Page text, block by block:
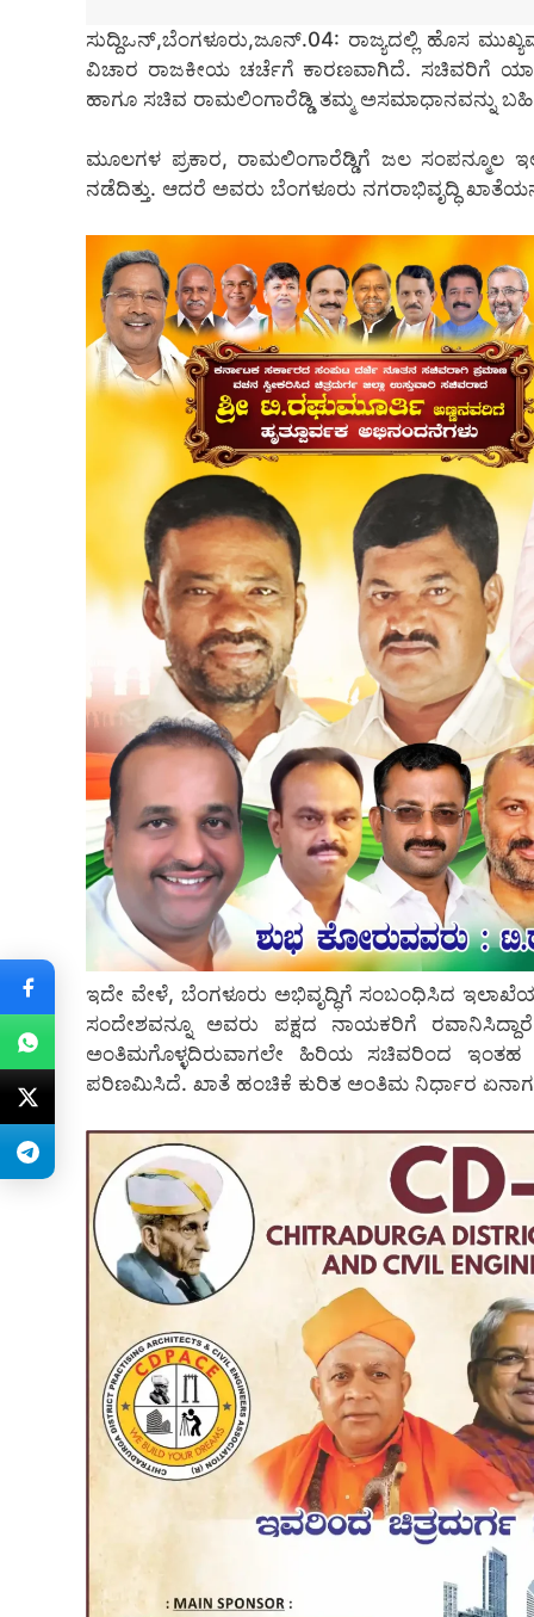
ಸುದ್ದಿಒನ್,ಬೆಂಗಳೂರು,ಜೂನ್.04: ರಾಜ್ಯದಲ್ಲಿ ಹೊಸ
ವಿಚಾರ ರಾಜಕೀಯ ಚರ್ಚೆಗೆ ಕಾರಣವಾಗಿದೆ. ಸಚಿವರಿಗೆ
ಹಾಗೂ ಸಚಿವ ರಾಮಲಿಂಗಾರೆಡ್ಡಿ ತಮ್ಮ ಅಸಮಾಧಾನವನ್ನು
ಮೂಲಗಳ ಪ್ರಕಾರ, ರಾಮಲಿಂಗಾರೆಡ್ಡಿಗೆ ಜಲ ಸಂಪನ್ಮೂಲ
ನಡೆದಿತ್ತು. ಆದರೆ ಅವರು ಬೆಂಗಳೂರು ನಗರಾಭಿವೃದ್ಧಿ
ಇದೇ ವೇಳೆ, ಬೆಂಗಳೂರು ಅಭಿವೃದ್ಧಿಗೆ ಸಂಬಂಧಿಸಿದ ಇಲಾಖೆಯ
ಸಂದೇಶವನ್ನೂ ಅವರು ಪಕ್ಷದ ನಾಯಕರಿಗೆ
ಅಂತಿಮಗೊಳ್ಳದಿರುವಾಗಲೇ ಹಿರಿಯ ಸಚಿವರಿಂದ ಇಂತಹ
ಪರಿಣಮಿಸಿದೆ. ಖಾತೆ ಹಂಚಿಕೆ ಕುರಿತ ಅಂತಿಮ ನಿರ್ಧಾರ